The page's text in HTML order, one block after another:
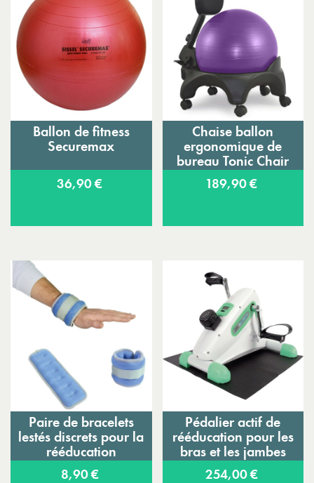
Ballon de fitness
Securemax
36,90 €
Chaise ballon
ergonomique de
bureau Tonic Chair
Confort
189,90 €
Paire de bracelets
lestés discrets pour la
rééducation
8,90 €
Pédalier actif de
rééducation pour les
bras et les jambes
Oxy Cycle I
254,00 €